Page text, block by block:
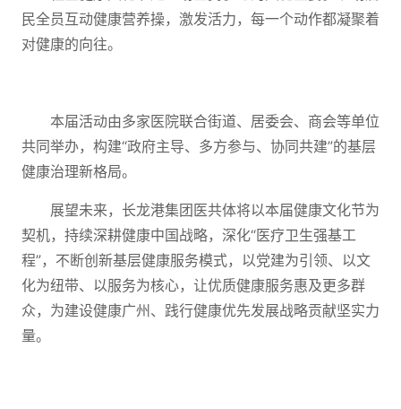
民全员互动健康营养操，激发活力，每一个动作都凝聚着
对健康的向往。
本届活动由多家医院联合街道、居委会、商会等单位
共同举办，构建“政府主导、多方参与、协同共建”的基层
健康治理新格局。
展望未来，长龙港集团医共体将以本届健康文化节为
契机，持续深耕健康中国战略，深化“医疗卫生强基工
程”，不断创新基层健康服务模式，以党建为引领、以文
化为纽带、以服务为核心，让优质健康服务惠及更多群
众，为建设健康广州、践行健康优先发展战略贡献坚实力
量。